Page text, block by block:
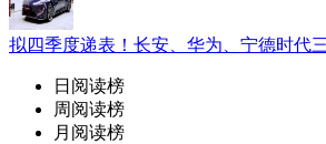
拟四季度递表！长安、华为、宁德时代
日阅读榜
周阅读榜
月阅读榜